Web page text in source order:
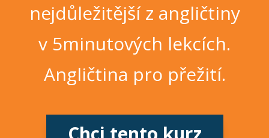
nejdůležitější z angličtiny
v 5minutových lekcích.
Angličtina pro přežití.